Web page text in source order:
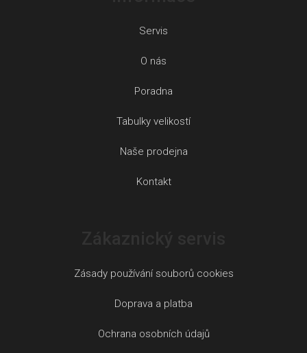
Servis
O nás
Poradna
Tabulky velikostí
Naše prodejna
Kontakt
Zásady používání souborů cookies
Doprava a platba
Ochrana osobních údajů